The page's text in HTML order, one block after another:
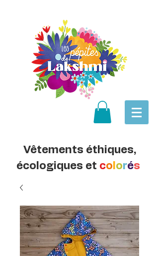
Vêtements éthiques,
écologiques et co orés